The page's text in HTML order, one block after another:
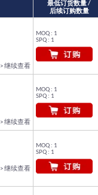
最低订货数量 /
后续订购数量
> 继续查看
MOQ : 1
SPQ : 1
> 继续查看
MOQ : 1
SPQ : 1
> 继续查看
MOQ : 1
SPQ : 1